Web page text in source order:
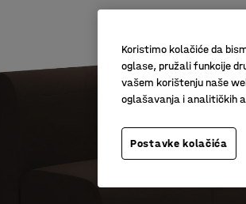
Koristimo kolačiće da
oglase, pružali funkcije
vašem korištenju naše
oglašavanja i analitičkih
Postavke kolačića